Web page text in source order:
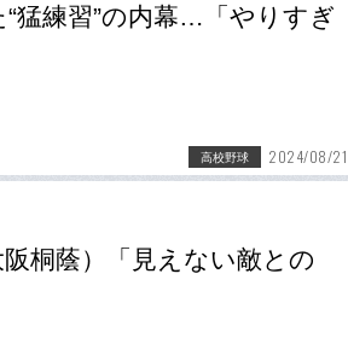
猛練習”の内幕…「やりすぎ
高校野球 2024/08/21
阪桐蔭）「見えない敵との